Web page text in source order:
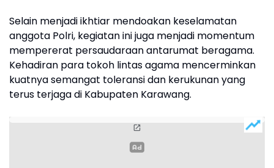
Selain menjadi ikhtiar mendoakan keselamatan
anggota Polri, kegiatan ini juga menjadi momentum
mempererat persaudaraan antarumat beragama.
Kehadiran para tokoh lintas agama mencerminkan
kuatnya semangat toleransi dan kerukunan yang
terus terjaga di Kabupaten Karawang.